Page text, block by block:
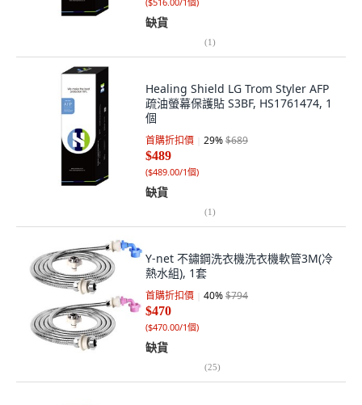
缺貨
(1)
Healing Shield LG Trom Styler AFP
疏油螢幕保護貼 S3BF, HS1761474, 1
個
首購折扣價 29%$689
$489
($489.00/1個)
缺貨
(1)
Y-net 不鏽鋼洗衣機洗衣機軟管3M(冷
熱水組), 1套
首購折扣價 40%$794
$470
($470.00/1個)
缺貨
(25)